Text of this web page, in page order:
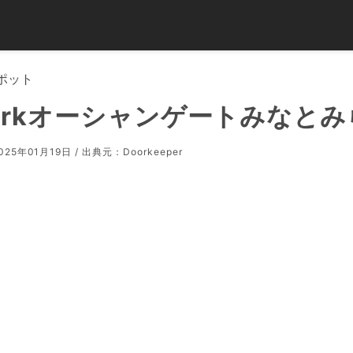
ット
オーシャンゲートみなと
年01月19日 / 出典元： Doorkeeper